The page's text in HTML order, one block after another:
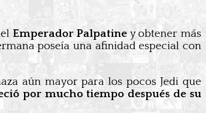
Emperador Palpatine y obtener más
poseía una afinidad especial con
aún mayor para los pocos Jedi que
por mucho tiempo después de su